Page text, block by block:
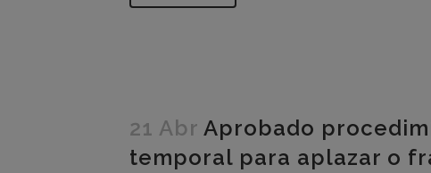
21 Abr Aprobado
temporal para aplazar o